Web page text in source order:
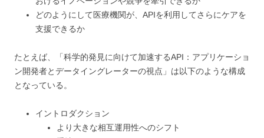
どのようにして医療機関が、APIを利用してさらにケアを
支援できるか
たとえば、「科学的発見に向けて加速するAPI：アプリケーショ
ン開発者とデータイングレーターの視点」は以下のような構成
となっている。
イントロダクション
より大きな相互運用性へのシフト